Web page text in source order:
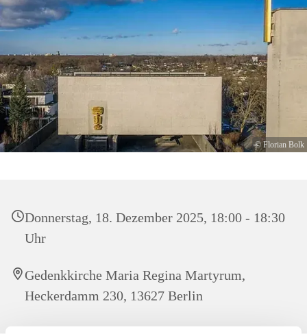
© Florian Bolk
Donnerstag, 18. Dezember 2025, 18:00 - 18:30
Uhr
Gedenkkirche Maria Regina Martyrum,
Heckerdamm 230, 13627 Berlin